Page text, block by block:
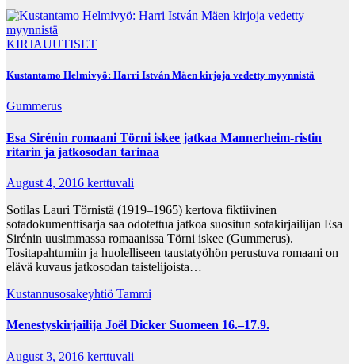
KIRJAUUTISET
Kustantamo Helmivyö: Harri István Mäen kirjoja vedetty myynnistä
Gummerus
Esa Sirénin romaani Törni iskee jatkaa Mannerheim-ristin
ritarin ja jatkosodan tarinaa
August 4, 2016 kerttuvali
Sotilas Lauri Törnistä (1919–1965) kertova fiktiivinen
sotadokumenttisarja saa odotettua jatkoa suositun sotakirjailijan Esa
Sirénin uusimmassa romaanissa Törni iskee (Gummerus).
Tositapahtumiin ja huolelliseen taustatyöhön perustuva romaani on
elävä kuvaus jatkosodan taistelijoista…
Kustannusosakeyhtiö Tammi
Menestyskirjailija Joël Dicker Suomeen 16.–17.9.
August 3, 2016 kerttuvali